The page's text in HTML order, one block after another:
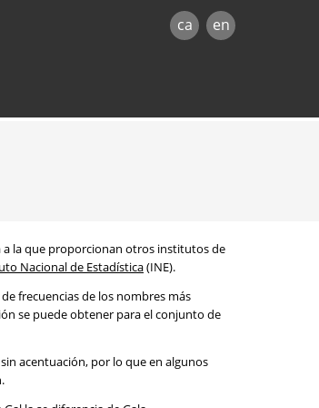
ca en
a la que proporcionan otros institutos de
Nacional de Estadística(INE).
frecuencias de los nombres más
se puede obtener para el conjunto de
acentuación, por lo que en algunos